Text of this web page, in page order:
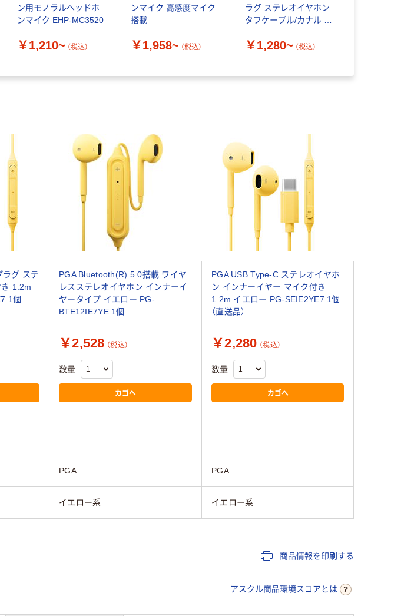
ン用モノラルヘッドホ
ンマイク EHP-MC3520
￥1,210~ （税込）
ンマイク 高感度マイク
搭載
￥1,958~ （税込）
ラグ ステレオイヤホン
タフケーブル/カナル マ
SETC1
￥1,280~ （税込）
ラグ ステ
1.2m
1個
PGA Bluetooth(R) 5.0搭載 ワイヤ
レスステレオイヤホン インナーイ
ヤータイプ イエロー PG-
BTE12IE7YE 1個
PGA USB Type-C ステレオイヤホ
ン インナーイヤー マイク付き
1.2m イエロー PG-SEIE2YE7 1個
（直送品）
￥2,528 （税込）
数量
カゴへ
￥2,280 （税込）
数量
カゴへ
PGA PGA
イエロー系 イエロー系
商品情報を印刷する
アスクル商品環境スコアとは